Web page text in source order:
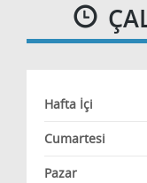
Hafta İçi
Cumartesi
Pazar